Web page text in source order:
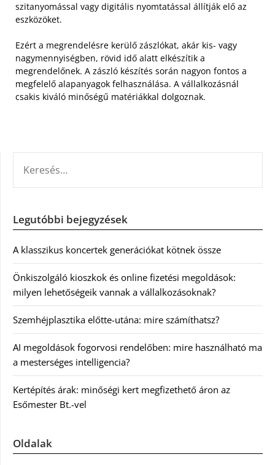
szitanyomással vagy digitális nyomtatással állítják elő az
eszközöket.
Ezért a megrendelésre kerülő zászlókat, akár kis- vagy
nagymennyiségben, rövid idő alatt elkészítik a
megrendelőnek. A zászló készítés során nagyon fontos a
megfelelő alapanyagok felhasználása. A vállalkozásnál
csakis kiváló minőségű matériákkal dolgoznak.
Legutóbbi bejegyzések
A klasszikus koncertek generációkat kötnek össze
Önkiszolgáló kioszkok és online fizetési megoldások:
milyen lehetőségeik vannak a vállalkozásoknak?
Szemhéjplasztika előtte-utána: mire számíthatsz?
AI megoldások fogorvosi rendelőben: mire használható ma
a mesterséges intelligencia?
Kertépítés árak: minőségi kert megfizethető áron az
Esőmester Bt.-vel
Oldalak